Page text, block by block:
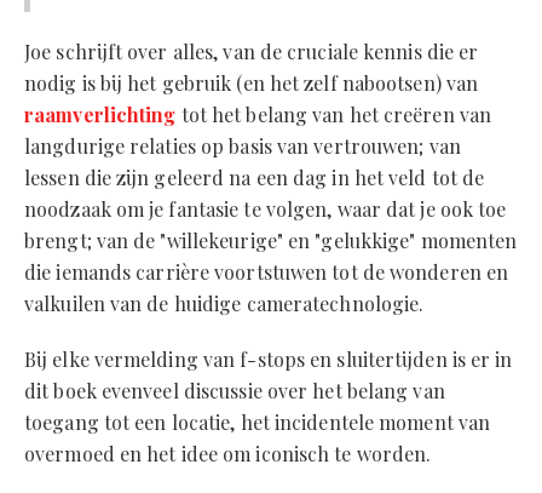
Joe schrijft over alles, van de cruciale kennis die er
nodig is bij het gebruik (en het zelf nabootsen) van
raamverlichting tot het belang van het creëren van
langdurige relaties op basis van vertrouwen; van
lessen die zijn geleerd na een dag in het veld tot de
noodzaak om je fantasie te volgen, waar dat je ook toe
brengt; van de "willekeurige" en "gelukkige" momenten
die iemands carrière voortstuwen tot de wonderen en
valkuilen van de huidige cameratechnologie.
Bij elke vermelding van f-stops en sluitertijden is er in
dit boek evenveel discussie over het belang van
toegang tot een locatie, het incidentele moment van
overmoed en het idee om iconisch te worden.